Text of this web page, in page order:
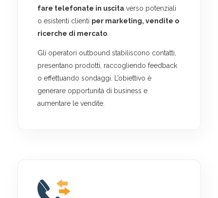
fare telefonate in uscita verso potenziali
o esistenti clienti per marketing, vendite o
ricerche di mercato
Gli operatori outbound stabiliscono contatti,
presentano prodotti, raccogliendo feedback
o effettuando sondaggi. L’obiettivo è
generare opportunità di business e
aumentare le vendite.